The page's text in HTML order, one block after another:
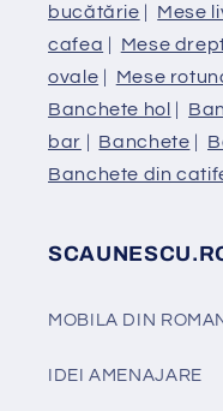
bucătărie | Mese
cafea | Mese
ovale | Mese
Banchete hol |
bar | Banchete |
Banchete din
MOBILA DIN
IDEI AMENAJARE